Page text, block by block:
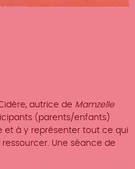
autrice de Mamzelle
(parents/enfants)
et à y représenter tout ce qui
Une séance de